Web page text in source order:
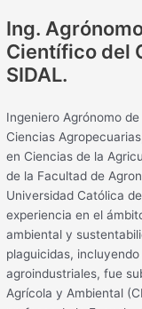
Ing.
Científico del
SIDAL.
Ingeniero Agrónomo
Ciencias
en Ciencias de la
de la Facultad de
Universidad Católica
experiencia en el
ambiental y
plaguicidas,
agroindustriales, fue
Agrícola y Ambiental